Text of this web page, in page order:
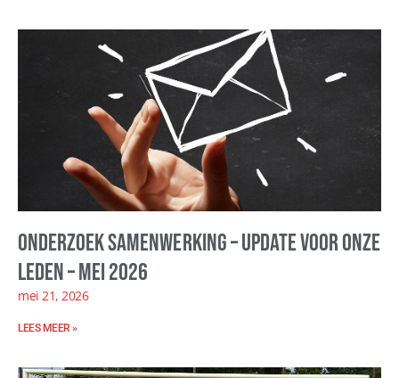
Onderzoek samenwerking – update voor onze
leden – mei 2026
mei 21, 2026
LEES MEER »